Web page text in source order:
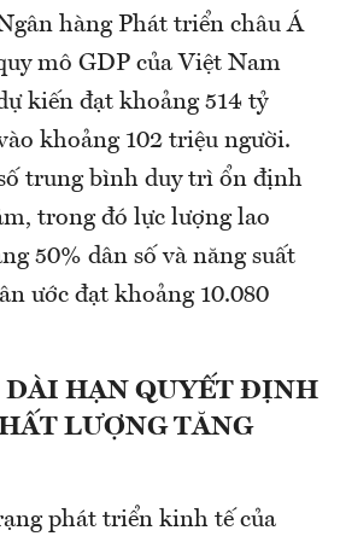
hàng Phát triển châu Á
mô GDP của Việt Nam
kiến đạt khoảng 514 tỷ
khoảng 102 triệu người.
trung bình duy trì ổn định
trong đó lực lượng lao
50% dân số và năng suất
ước đạt khoảng 10.080
DÀI HẠN QUYẾT ĐỊNH
LƯỢNG TĂNG
phát triển kinh tế của